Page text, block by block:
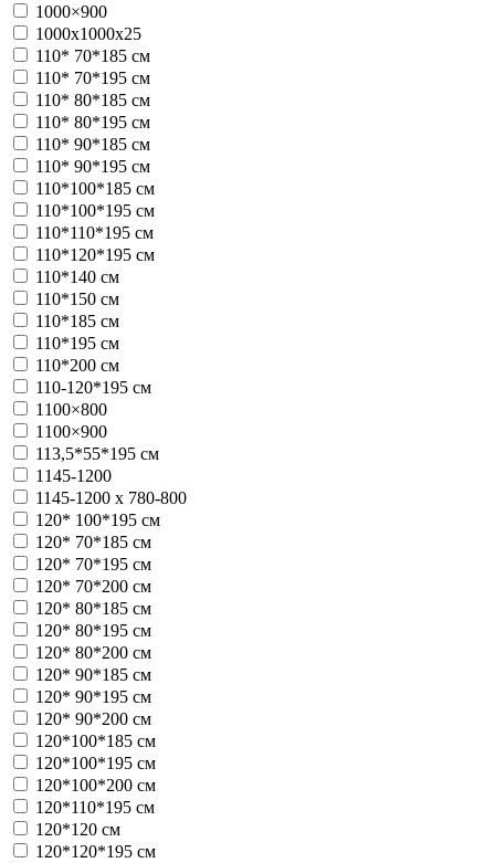
1000×900
1000х1000x25
110* 70*185 см
110* 70*195 см
110* 80*185 см
110* 80*195 см
110* 90*185 см
110* 90*195 см
110*100*185 см
110*100*195 см
110*110*195 см
110*120*195 см
110*140 см
110*150 см
110*185 см
110*195 см
110*200 см
110-120*195 см
1100×800
1100×900
113,5*55*195 см
1145-1200
1145-1200 x 780-800
120* 100*195 см
120* 70*185 см
120* 70*195 см
120* 70*200 см
120* 80*185 см
120* 80*195 см
120* 80*200 см
120* 90*185 см
120* 90*195 см
120* 90*200 см
120*100*185 см
120*100*195 см
120*100*200 см
120*110*195 см
120*120 см
120*120*195 см